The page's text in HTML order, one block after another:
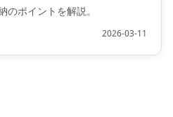
のポイントを解説。
2026-03-11